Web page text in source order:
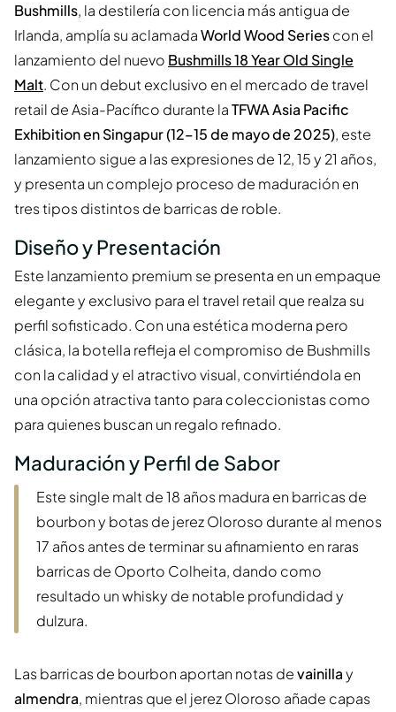
Bushmills, la destilería con licencia más antigua de
Irlanda, amplía su aclamadaWorld Wood Seriescon el
lanzamiento del nuevo Bushmills 18 Year Old Single
Malt. Con un debut exclusivo en el mercado de travel
retail de Asia-Pacífico durante laTFWA Asia Pacific
Exhibition en Singapur (12–15 de mayo de 2025), este
lanzamiento sigue a las expresiones de 12, 15 y 21 años,
y presenta un complejo proceso de maduración en
tres tipos distintos de barricas de roble.
Diseño y Presentación
Este lanzamiento premium se presenta en un empaque
elegante y exclusivo para el travel retail que realza su
perfil sofisticado. Con una estética moderna pero
clásica, la botella refleja el compromiso de Bushmills
con la calidad y el atractivo visual, convirtiéndola en
una opción atractiva tanto para coleccionistas como
para quienes buscan un regalo refinado.
Maduración y Perfil de Sabor
Este single malt de 18 años madura en barricas de
bourbon y botas de jerez Oloroso durante al menos
17 años antes de terminar su afinamiento en raras
barricas de Oporto Colheita, dando como
resultado un whisky de notable profundidad y
dulzura.
Las barricas de bourbon aportan notas devainillay
almendra, mientras que el jerez Oloroso añade capas